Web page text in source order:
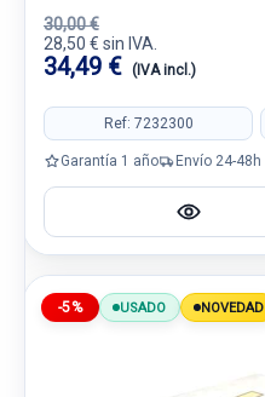
30,00 €
28,50 € sin IVA.
34,49 € (IVA incl.)
Ref: 7232300
Garantía 1 año Envío 24-48h
-5% USADO NOVEDAD